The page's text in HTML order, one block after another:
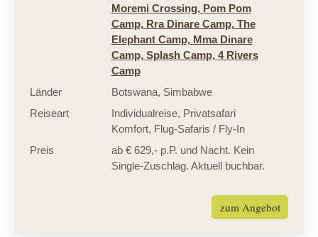
Moremi Crossing, Pom Pom
Camp, Rra Dinare Camp, The
Elephant Camp, Mma Dinare
Camp, Splash Camp, 4 Rivers
Camp
Länder
Botswana, Simbabwe
Reiseart
Individualreise, Privatsafari
Komfort, Flug-Safaris / Fly-In
Preis
ab € 629,- p.P. und Nacht. Kein
Single-Zuschlag. Aktuell buchbar.
zum Angebot